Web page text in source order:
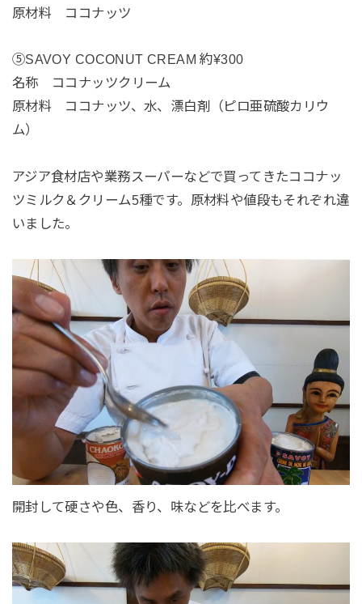
原材料 ココナッツ
⑤SAVOY COCONUT CREAM 約¥300
名称 ココナッツクリーム
原材料 ココナッツ、水、漂白剤（ピロ亜硫酸カリウ
ム）
アジア食材店や業務スーパーなどで買ってきたココナッ
ツミルク＆クリーム5種です。原材料や値段もそれぞれ違
いました。
開封して硬さや色、香り、味などを比べます。